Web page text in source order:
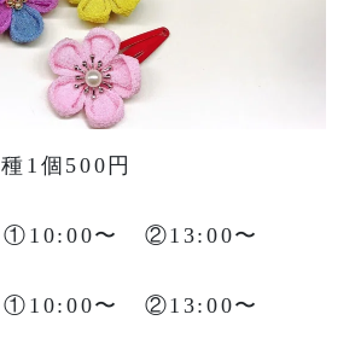
1個500円
①10:00〜 ②13:00〜
①10:00〜 ②13:00〜